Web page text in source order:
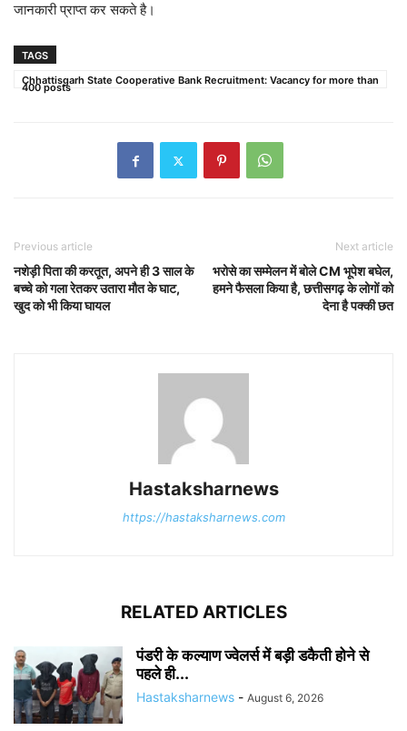
जानकारी प्राप्त कर सकते है।
TAGS
Chhattisgarh State Cooperative Bank Recruitment: Vacancy for more than
400 posts
Previous article
नशेड़ी पिता की करतूत, अपने ही 3 साल के
बच्चे को गला रेतकर उतारा मौत के घाट,
खुद को भी किया घायल
Next article
भरोसे का सम्मेलन में बोले CM भूपेश बघेल,
हमने फैसला किया है, छत्तीसगढ़ के लोगों को
देना है पक्की छत
Hastaksharnews
https://hastaksharnews.com
RELATED ARTICLES
पंडरी के कल्याण ज्वेलर्स में बड़ी डकैती होने से
पहले ही...
Hastaksharnews - August 6, 2026